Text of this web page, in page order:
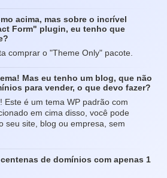
acima, mas sobre o incrível
Form" plugin, eu tenho que
comprar o "Theme Only" pacote.
Mas eu tenho um blog, que não
para vender, o que devo fazer?
Este é um tema WP padrão com
em cima disso, você pode
seu site, blog ou empresa, sem
de domínios com apenas 1